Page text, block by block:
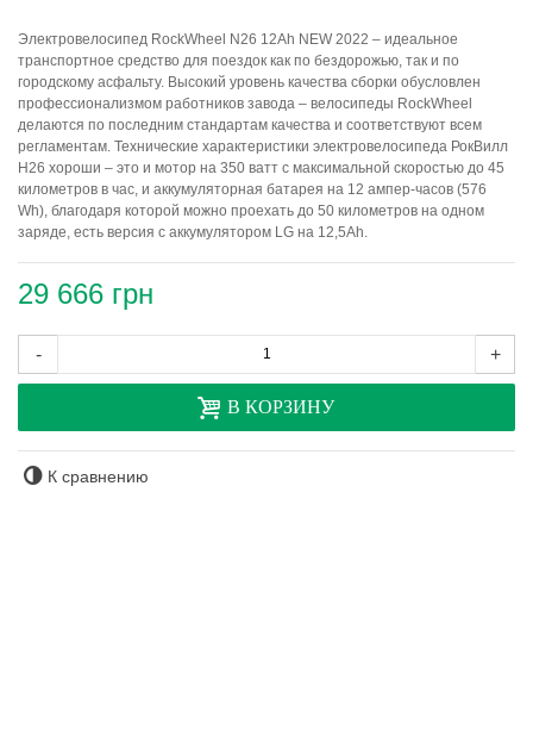
Электровелосипед RockWheel N26 12Ah NEW 2022 – идеальное
транспортное средство для поездок как по бездорожью, так и по
городскому асфальту. Высокий уровень качества сборки обусловлен
профессионализмом работников завода – велосипеды RockWheel
делаются по последним стандартам качества и соответствуют всем
регламентам. Технические характеристики электровелосипеда РокВилл
Н26 хороши – это и мотор на 350 ватт с максимальной скоростью до 45
километров в час, и аккумуляторная батарея на 12 ампер-часов (576
Wh), благодаря которой можно проехать до 50 километров на одном
заряде, есть версия с аккумулятором LG на 12,5Ah.
29 666 грн
- +
В КОРЗИНУ
К сравнению